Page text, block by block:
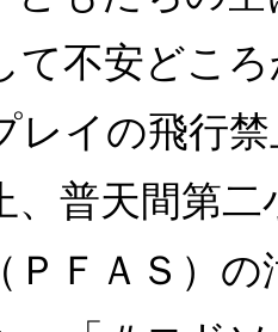
て不安どこ
レイの飛行
、普天間第
ＰＦＡＳ）